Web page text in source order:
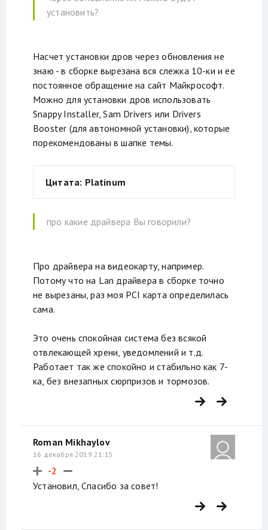
установить?
Насчет установки дров через обновления не
знаю - в сборке вырезана вся слежка 10-ки и ее
постоянное обращение на сайт Майкрософт.
Можно для установки дров использовать
Snappy Installer, Sam Drivers или Drivers
Booster (для автономной установки), которые
порекомендованы в шапке темы.
Цитата: Platinum
про какие драйвера Вы говорили?
Про драйвера на видеокарту, например.
Потому что на Lan драйвера в сборке точно
не вырезаны, раз моя PCI карта определилась
сама.
Это очень спокойная система без всякой
отвлекающей хрени, уведомлений и т.д.
Работает так же спокойно и стабильно как 7-
ка, без внезапных сюрпризов и тормозов.
Roman Mikhaylov
16 декабря 2019 21:15
-2
Установил, Спасибо за совет!